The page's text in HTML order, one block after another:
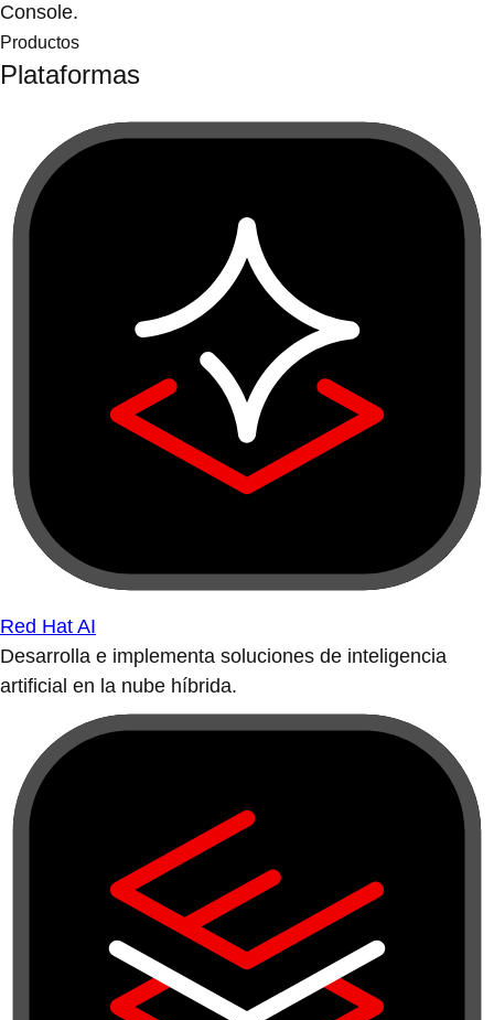
Console.
Productos
Plataformas
Red Hat AI
Desarrolla e implementa soluciones de inteligencia
artificial en la nube híbrida.